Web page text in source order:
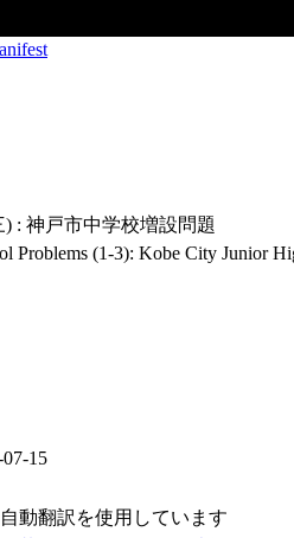
: 神戸市中学校増設問題
Problems (1-3): Kobe City Junior
15
動翻訳を使用しています